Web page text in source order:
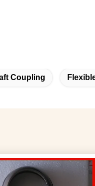
Coupling